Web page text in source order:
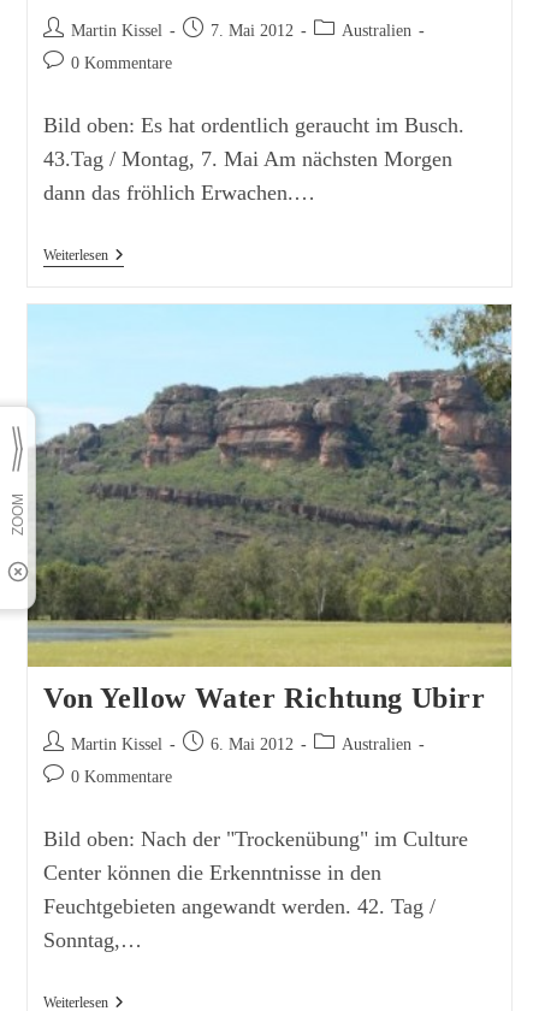
Beitrags-
Autor:
Martin Kissel
Beitrag7. Mai 2012
Beitrags-Australien
Beitrags-0 Kommentare
Bild oben: Es hat ordentlich geraucht im Busch.
43.Tag / Montag, 7. Mai Am nächsten Morgen
dann das fröhlich Erwachen.…
WeiterlesenVon
Ubirr
Von Yellow Water Richtung Ubirr
Beitrags-
Autor:
Martin Kissel
Beitrag6. Mai 2012
Beitrags-Australien
Beitrags-0 Kommentare
Bild oben: Nach der "Trockenübung" im Culture
Center können die Erkenntnisse in den
Feuchtgebieten angewandt werden. 42. Tag /
Sonntag,…
WeiterlesenVon